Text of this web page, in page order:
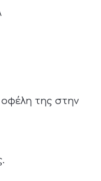
της στην